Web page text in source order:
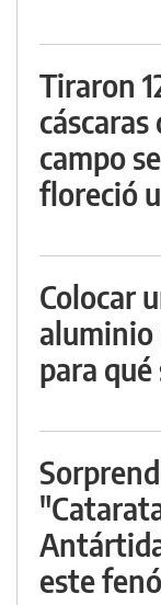
Tiraron
campo
floreció
Colocar
aluminio
para
este